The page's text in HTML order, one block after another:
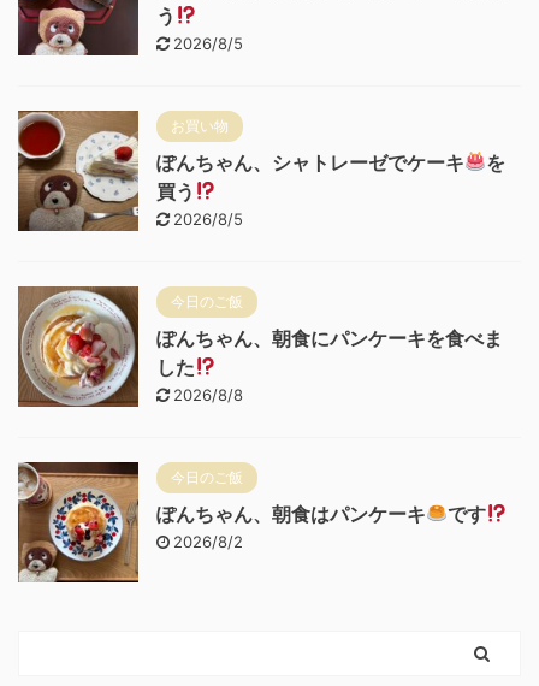
う
2026/8/5
お買い物
ぽんちゃん、シャトレーゼでケーキ
を
買う
2026/8/5
今日のご飯
ぽんちゃん、朝食にパンケーキを食べま
した
2026/8/8
今日のご飯
ぽんちゃん、朝食はパンケーキ です
2026/8/2